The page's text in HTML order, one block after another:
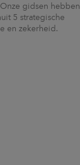
gidsen hebben
5 strategische
en zekerheid.